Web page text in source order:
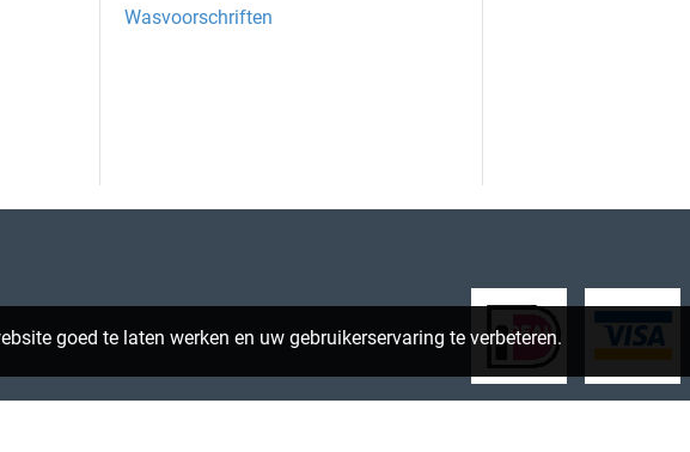
Wasvoorschriften
goed te laten werken en uw gebruikerservaring te verbeteren.